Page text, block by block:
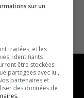
sur un
traitées, et les
identifiants
être stockées
partagées avec lui,
partenaires et
des données de